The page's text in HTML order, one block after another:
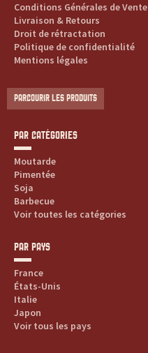
Conditions Générales de Vente
Livraison & Retours
Droit de rétractation
Politique de confidentialité
Mentions légales
PARCOURIR LES PRODUITS
PAR CATÉGORIES
Moutarde
Pimentée
Soja
Barbecue
Voir toutes les catégories
PAR PAYS
France
États-Unis
Italie
Japon
Voir tous les pays